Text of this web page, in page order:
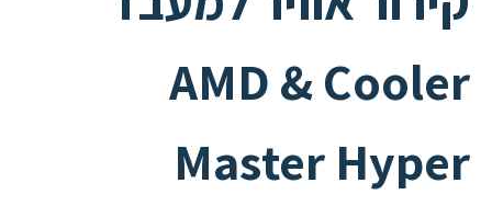
AMD & Cooler
Master Hyper